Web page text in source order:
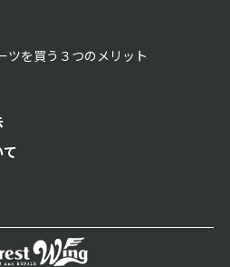
ツを買う３つのメリット